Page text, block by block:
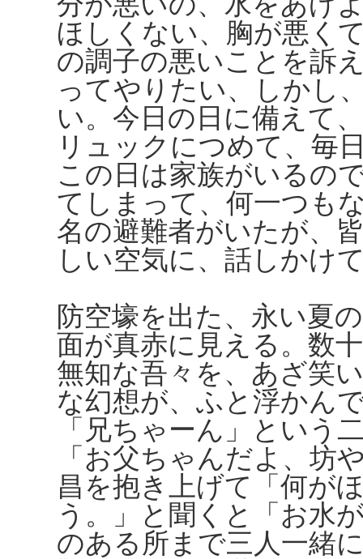
ほしくない、胸が悪く
の調子の悪いことを訴
ってやりたい、しかし
い。今日の日に備えて
リュックにつめて、毎
この日は家族がいるの
てしまって、何一つも
名の避難者がいたが、
しい空気に、話しかけ
防空壕を出た、永い夏
面が真赤に見える。数
無知な吾々を、あざ笑
な幻想が、ふと浮かん
「兄ちゃーん」という
「お父ちゃんだよ、坊
昌を抱き上げて「何が
う。」と聞くと「お水
のある所まで三人一緒